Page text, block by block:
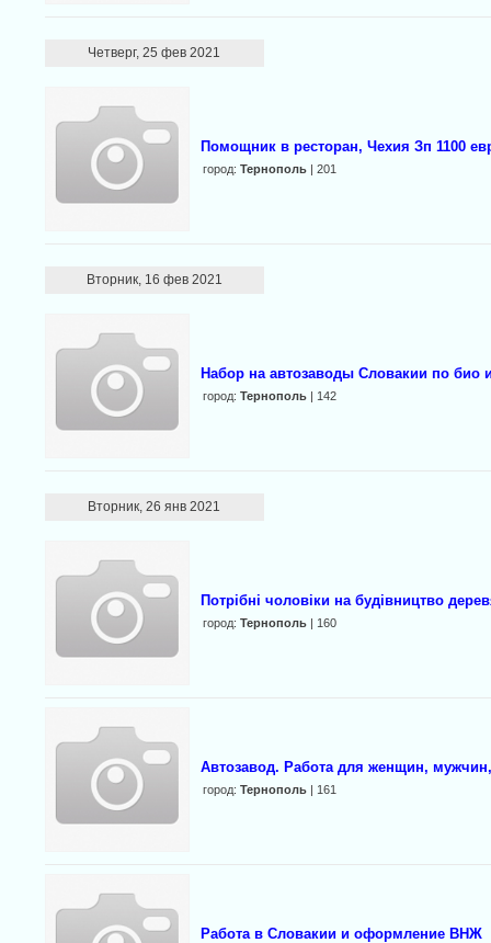
Четверг, 25 фев 2021
Помощник в ресторан, Чехия Зп 1100
город: Тернополь| 201
Вторник, 16 фев 2021
Набор на автозаводы Словакии по био
город: Тернополь| 142
Вторник, 26 янв 2021
Потрібні чоловіки на будівництво
город: Тернополь| 160
Автозавод. Работа для женщин,
город: Тернополь| 161
Работа в Словакии и оформление ВНЖ